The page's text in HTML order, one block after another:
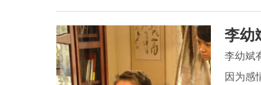
李幼
李幼斌
因为感